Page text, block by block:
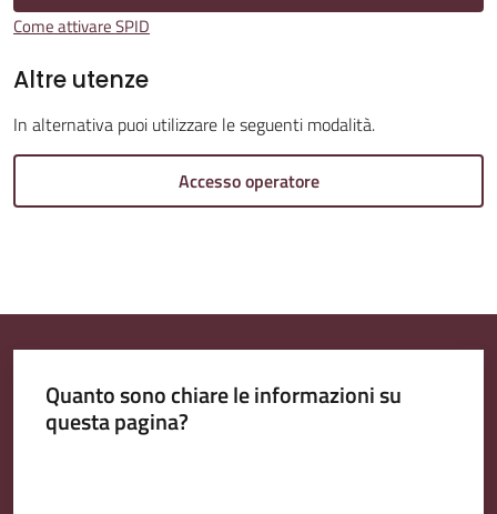
Amministrazione
Trasparente
Menu selezionato
Come attivare SPID
Altre utenze
In alternativa puoi utilizzare le seguenti modalità.
Accesso operatore
Quanto sono chiare le informazioni su
questa pagina?